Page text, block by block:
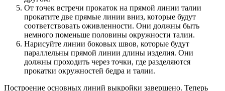
От точек встречи прокаток на прямой линии талии
прокатите две прямые линии вниз, которые будут
соответствовать оживленности. Они должны быть
немного поменьше половины окружности талии.
Нарисуйте линии боковых швов, которые будут
параллельны прямой линии длины изделия. Они
должны проходить через точки, где разделяются
прокатки окружностей бедра и талии.
Построение основных линий выкройки завершено. Теперь